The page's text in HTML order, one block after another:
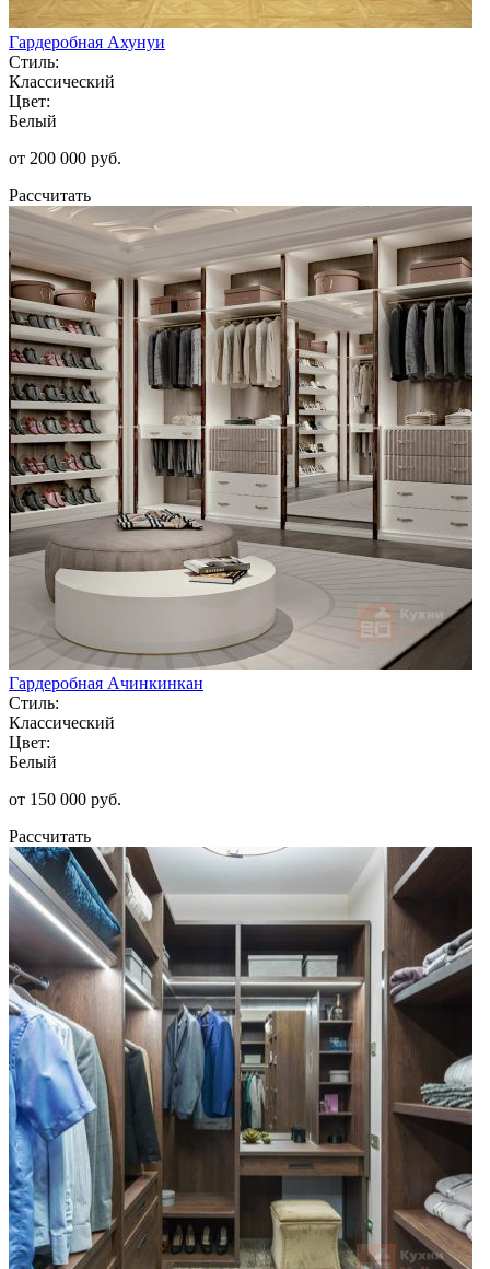
Гардеробная Ахунуи
Стиль:
Классический
Цвет:
Белый
от 200 000 руб.
Рассчитать
Гардеробная Ачинкинкан
Стиль:
Классический
Цвет:
Белый
от 150 000 руб.
Рассчитать